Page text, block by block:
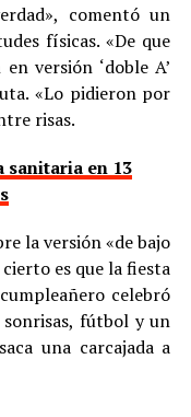
comentó un
físicas. «De que
versión ‘doble A’
«Lo pidieron por
risas.
sanitaria en 13
la versión «de bajo
es que la fiesta
celebró
fútbol y un
una carcajada a